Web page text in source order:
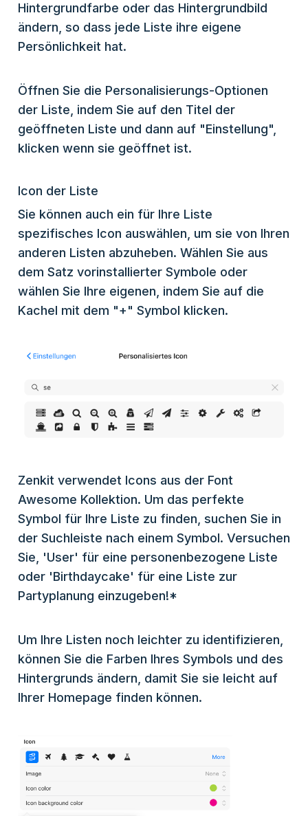
Hintergrundfarbe oder das Hintergrundbild
ändern, so dass jede Liste ihre eigene
Persönlichkeit hat.
Öffnen Sie die Personalisierungs-Optionen
der Liste, indem Sie auf den Titel der
geöffneten Liste und dann auf "Einstellung",
klicken wenn sie geöffnet ist.
Icon der Liste
Sie können auch ein für Ihre Liste
spezifisches Icon auswählen, um sie von Ihren
anderen Listen abzuheben. Wählen Sie aus
dem Satz vorinstallierter Symbole oder
wählen Sie Ihre eigenen, indem Sie auf die
Kachel mit dem "+" Symbol klicken.
Zenkit verwendet Icons aus der Font
Awesome Kollektion. Um das perfekte
Symbol für Ihre Liste zu finden, suchen Sie in
der Suchleiste nach einem Symbol. Versuchen
Sie, 'User' für eine personenbezogene Liste
oder 'Birthdaycake' für eine Liste zur
Partyplanung einzugeben!*
Um Ihre Listen noch leichter zu identifizieren,
können Sie die Farben Ihres Symbols und des
Hintergrunds ändern, damit Sie sie leicht auf
Ihrer Homepage finden können.